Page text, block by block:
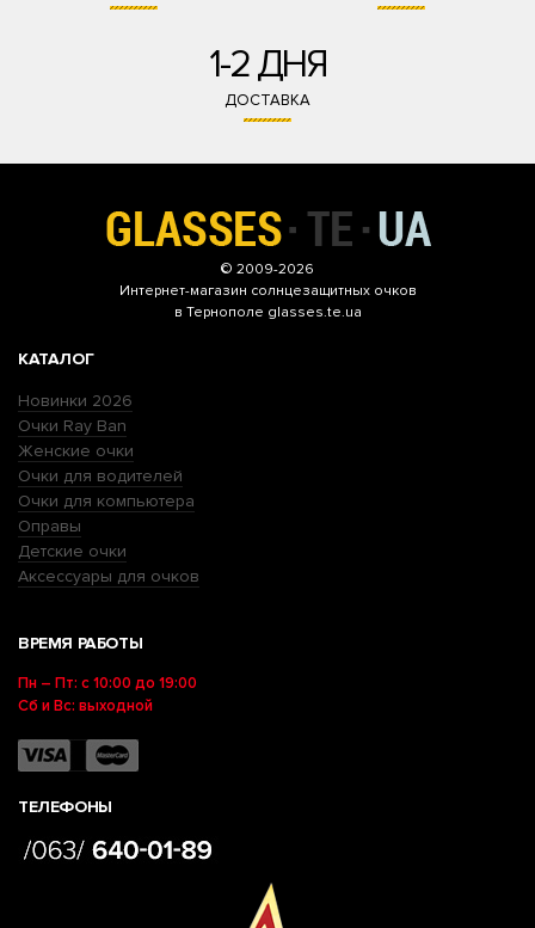
1-2 ДНЯ
ДОСТАВКА
© 2009-2026
Интернет-магазин солнцезащитных очков
в Тернополе glasses.te.ua
КАТАЛОГ
Новинки 2026
Очки Ray Ban
Женские очки
Очки для водителей
Очки для компьютера
Оправы
Детские очки
Аксессуары для очков
ВРЕМЯ РАБОТЫ
Пн – Пт: с 10:00 до 19:00
Сб и Вс: выходной
ТЕЛЕФОНЫ